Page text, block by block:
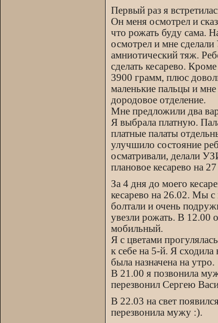
Первый раз я
Он меня осмотрел и
что рожать буду сама.
осмотрел и мне
амниотический тяж.
сделать кесарево.
3900 грамм, плюс
маленькие пальцы и мне
дородовое отделение.
Мне предложили два
Я выбрала платную.
платные палаты
улучшило состояние
осматривали, делали
плановое кесарево на
За 4 дня до моего
кесарево на 26.02. Мы с
болтали и очень
увезли рожать. В 12.00
мобильный.
Я с цветами
к себе на 5-й. Я
была назначена на утро.
В 21.00 я позвонила
перезвонил Сергею
В 22.03 на свет
перезвонила мужу :).